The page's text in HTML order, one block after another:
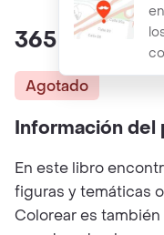
365 Dibujos
Agotado
Información del
En este libro
figuras y temáticas
Colorear es